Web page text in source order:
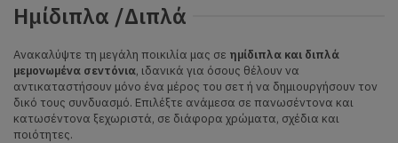
Ημίδιπλα /Διπλά
Ανακαλύψτε τη μεγάλη ποικιλία μας σε ημίδιπλα και διπλά
μεμονωμένα σεντόνια, ιδανικά για όσους θέλουν να
αντικαταστήσουν μόνο ένα μέρος του σετ ή να δημιουργήσουν τον
δικό τους συνδυασμό. Επιλέξτε ανάμεσα σε πανωσέντονα και
κατωσέντονα ξεχωριστά, σε διάφορα χρώματα, σχέδια και
ποιότητες.